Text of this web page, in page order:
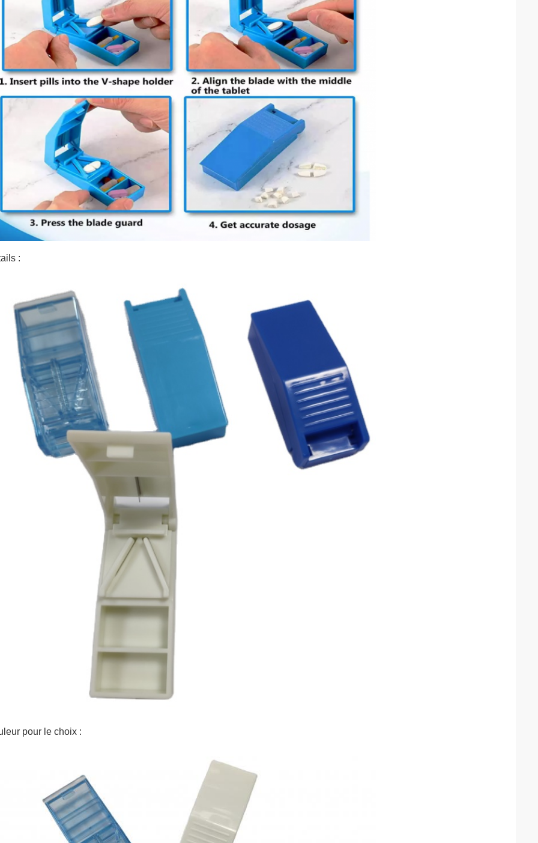
:
pour le choix :